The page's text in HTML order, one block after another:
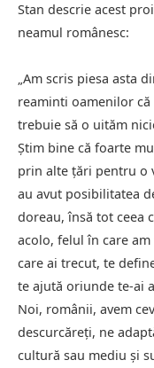
Stan descrie acest
neamul românesc:
„Am scris piesa asta
reaminti oamenilor
trebuie să o uităm
Știm bine că foarte
prin alte țări pentru o
au avut posibilitatea
doreau, însă tot ceea
acolo, felul în care
care ai trecut, te
te ajută oriunde te-ai
Noi, românii, avem
descurcăreți, ne
cultură sau mediu și